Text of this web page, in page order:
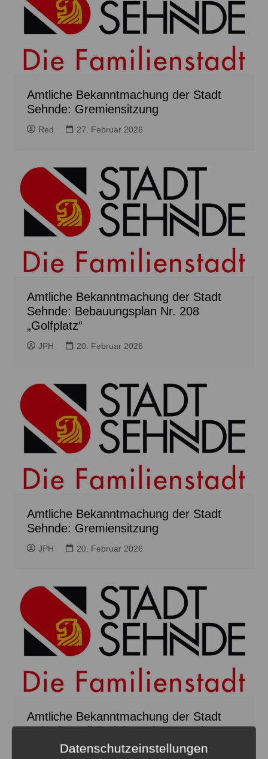
Amtliche Bekanntmachung der Stadt
Sehnde: Gremiensitzung
Red 27. Februar 2026
Amtliche Bekanntmachung der Stadt
Sehnde: Bebauungsplan Nr. 208
„Golfplatz“
JPH 20. Februar 2026
Amtliche Bekanntmachung der Stadt
Sehnde: Gremiensitzung
JPH 20. Februar 2026
Amtliche Bekanntmachung der Stadt
Sehnde: Teileinziehung in Wassel
13. Februar 2026
Datenschutzeinstellungen